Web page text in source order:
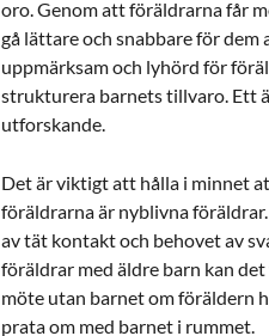
oro. Genom att föräldrarna får
gå lättare och snabbare för
uppmärksam och lyhörd för
strukturera barnets tillvaro. Ett
utforskande.
Det är viktigt att hålla i minnet
föräldrarna är nyblivna föräldrar
av tät kontakt och behovet av
föräldrar med äldre barn kan
möte utan barnet om föräldern
prata om med barnet i rummet.